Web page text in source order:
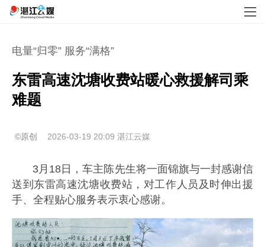
电量“归零” 服务“满格”
东雷高速沈塘收费站暖心救援解司乘
难题
©原创 2026-03-19 20:09 湛江云媒
3月18日，车主陈先生将一面锦旗与一封感谢信
送到东雷高速沈塘收费站，对工作人员及时伸出援
手、全程贴心服务表示衷心感谢。